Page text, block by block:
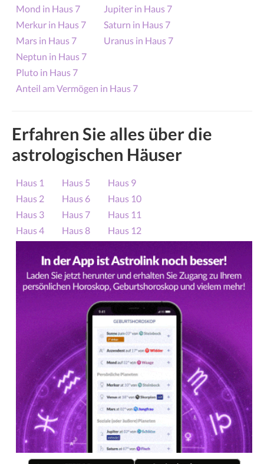
Mond in Haus 7
Merkur in Haus 7
Mars in Haus 7
Jupiter in Haus 7
Saturn in Haus 7
Uranus in Haus 7
Neptun in Haus 7
Pluto in Haus 7
Anteil am Vermögen in Haus 7
Erfahren Sie alles über die
astrologischen Häuser
Haus 1
Haus 2
Haus 3
Haus 4
Haus 5
Haus 6
Haus 7
Haus 8
Haus 9
Haus 10
Haus 11
Haus 12